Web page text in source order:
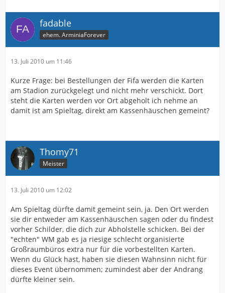
fadable
ehem. ArminiaForever
13. Juli 2010 um 11:46
Kurze Frage: bei Bestellungen der Fifa werden die Karten
am Stadion zurückgelegt und nicht mehr verschickt. Dort
steht die Karten werden vor Ort abgeholt ich nehme an
damit ist am Spieltag, direkt am Kassenhäuschen gemeint?
Thomy71
Meister
13. Juli 2010 um 12:02
Am Spieltag dürfte damit gemeint sein, ja. Den Ort werden
sie dir entweder am Kassenhäuschen sagen oder du findest
vorher Schilder, die dich zur Abholstelle schicken. Bei der
"echten" WM gab es ja riesige schlecht organisierte
Großraumbüros extra nur für die vorbestellten Karten.
Wenn du Glück hast, haben sie diesen Wahnsinn nicht für
dieses Event übernommen; zumindest aber der Andrang
dürfte kleiner sein.